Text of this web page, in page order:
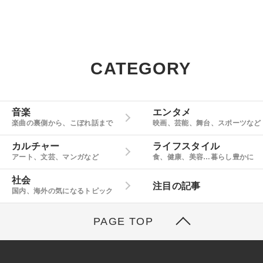
CATEGORY
音楽
楽曲の裏側から、こぼれ話まで
エンタメ
映画、芸能、舞台、スポーツなど
カルチャー
アート、文芸、マンガなど
ライフスタイル
食、健康、美容…暮らし豊かに
社会
国内、海外の気になるトピック
注目の記事
PAGE TOP